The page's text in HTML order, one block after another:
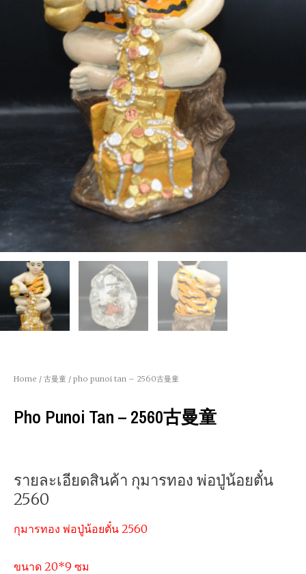
Home / 古曼童 / pho punoi tan – 2560古曼童
Pho Punoi Tan – 2560古曼童
รายละเอียดสินค้า กุมารทอง พ่อปู่น้อยตั๋น
2560
กุมารทอง พ่อปู่น้อยตั๋น 2560
ขนาด 20*9 ซม